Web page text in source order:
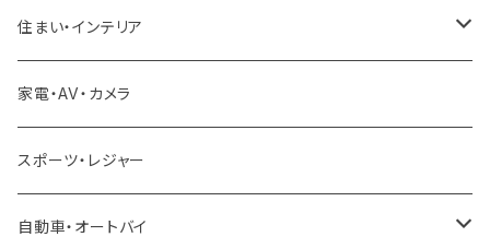
厨房機器
冷凍ユニット
製氷機
住まい・インテリア
足場
雪対策
除雪機
家電・AV・カメラ
スポーツ・レジャー
自動車・オートバイ